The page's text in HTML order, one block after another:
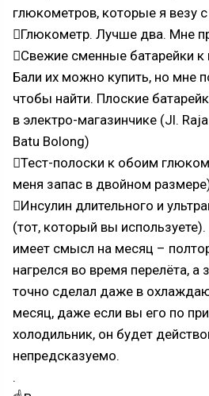
глюкометров, которые я везу
Глюкометр. Лучше два. Мне
Свежие сменные батарейки
Бали их можно купить, но мне
чтобы найти. Плоские
в электро-магазинчике (Jl.
Batu Bolong)
Тест-полоски к обоим
меня запас в двойном
Инсулин длительного и
(тот, который вы используете).
имеет смысл на месяц –
нагрелся во время перелёта, а
точно сделал даже в
месяц, даже если вы его по
холодильник, он будет
непредсказуемо.
.